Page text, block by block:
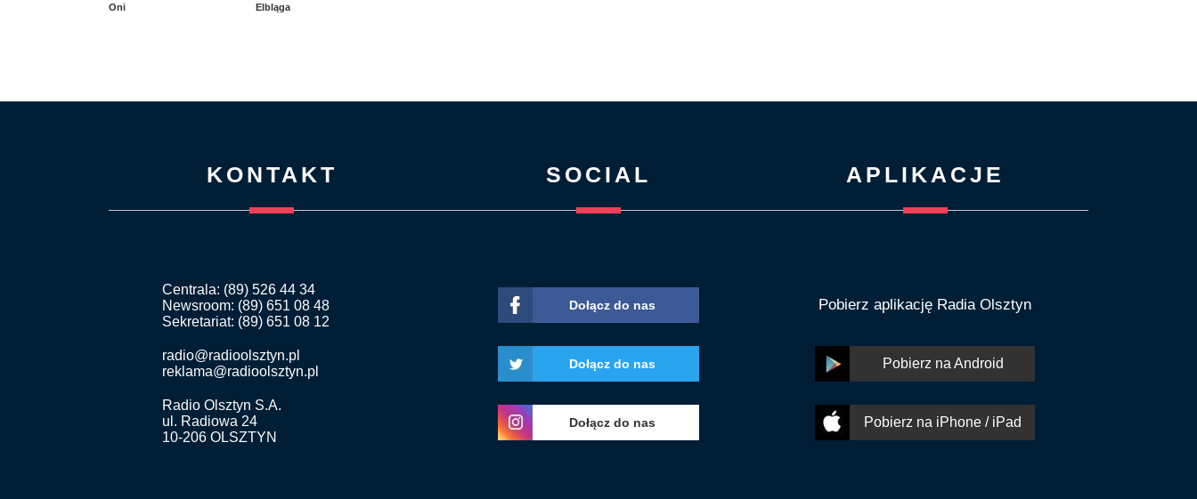
Oni
Elbląga
KONTAKT
Centrala: (89) 526 44 34
Newsroom: (89) 651 08 48
Sekretariat: (89) 651 08 12
radio@radioolsztyn.pl
reklama@radioolsztyn.pl
Radio Olsztyn S.A.
ul. Radiowa 24
10-206 OLSZTYN
SOCIAL
Dołącz do nas
Dołącz do nas
Dołącz do nas
APLIKACJE
Pobierz aplikację Radia Olsztyn
Pobierz na Android
Pobierz na iPhone / iPad